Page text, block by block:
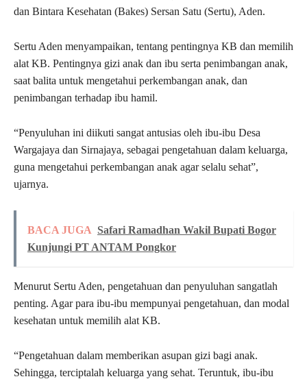
dan Bintara Kesehatan (Bakes) Sersan Satu (Sertu), Aden.
Sertu Aden menyampaikan, tentang pentingnya KB dan memilih
alat KB. Pentingnya gizi anak dan ibu serta penimbangan anak,
saat balita untuk mengetahui perkembangan anak, dan
penimbangan terhadap ibu hamil.
“Penyuluhan ini diikuti sangat antusias oleh ibu-ibu Desa
Wargajaya dan Sirnajaya, sebagai pengetahuan dalam keluarga,
guna mengetahui perkembangan anak agar selalu sehat”,
ujarnya.
BACA JUGA Safari Ramadhan Wakil Bupati Bogor
Kunjungi PT ANTAM Pongkor
Menurut Sertu Aden, pengetahuan dan penyuluhan sangatlah
penting. Agar para ibu-ibu mempunyai pengetahuan, dan modal
kesehatan untuk memilih alat KB.
“Pengetahuan dalam memberikan asupan gizi bagi anak.
Sehingga, terciptalah keluarga yang sehat. Teruntuk, ibu-ibu